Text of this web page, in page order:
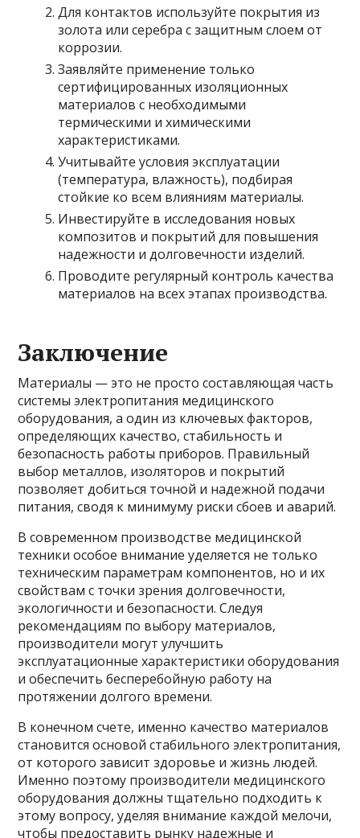
Для контактов используйте покрытия из
золота или серебра с защитным слоем от
коррозии.
Заявляйте применение только
сертифицированных изоляционных
материалов с необходимыми
термическими и химическими
характеристиками.
Учитывайте условия эксплуатации
(температура, влажность), подбирая
стойкие ко всем влияниям материалы.
Инвестируйте в исследования новых
композитов и покрытий для повышения
надежности и долговечности изделий.
Проводите регулярный контроль качества
материалов на всех этапах производства.
Заключение
Материалы — это не просто составляющая часть
системы электропитания медицинского
оборудования, а один из ключевых факторов,
определяющих качество, стабильность и
безопасность работы приборов. Правильный
выбор металлов, изоляторов и покрытий
позволяет добиться точной и надежной подачи
питания, сводя к минимуму риски сбоев и аварий.
В современном производстве медицинской
техники особое внимание уделяется не только
техническим параметрам компонентов, но и их
свойствам с точки зрения долговечности,
экологичности и безопасности. Следуя
рекомендациям по выбору материалов,
производители могут улучшить
эксплуатационные характеристики оборудования
и обеспечить бесперебойную работу на
протяжении долгого времени.
В конечном счете, именно качество материалов
становится основой стабильного электропитания,
от которого зависит здоровье и жизнь людей.
Именно поэтому производители медицинского
оборудования должны тщательно подходить к
этому вопросу, уделяя внимание каждой мелочи,
чтобы предоставить рынку надежные и